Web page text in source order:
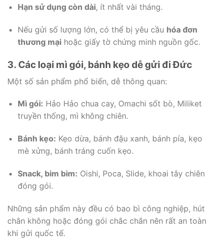
Hạn sử dụng còn dài, ít nhất vài tháng.
Nếu gửi số lượng lớn, có thể bị yêu cầu hóa đơn
thương mạihoặc giấy tờ chứng minh nguồn gốc.
3. Các loại mì gói, bánh kẹo dễ gửi đi Đức
Một số sản phẩm phổ biến, dễ thông quan:
Mì gói: Hảo Hảo chua cay, Omachi sốt bò, Miliket
truyền thống, mì không chiên.
Bánh kẹo: Kẹo dừa, bánh đậu xanh, bánh pía, kẹo
mè xửng, bánh tráng cuốn kẹo.
Snack, bim bim: Oishi, Poca, Slide, khoai tây chiên
đóng gói.
Những sản phẩm này đều có bao bì công nghiệp, hút
chân không hoặc đóng gói chắc chắn nên rất an toàn
khi gửi quốc tế.